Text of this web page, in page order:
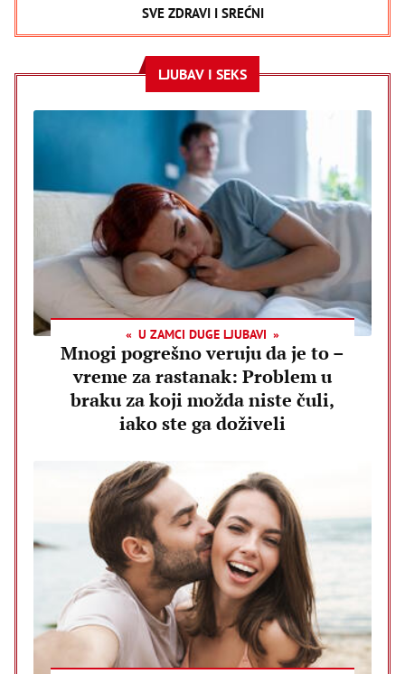
SVE ZDRAVI I SREĆNI
LJUBAV I SEKS
U ZAMCI DUGE LJUBAVI
Mnogi pogrešno veruju da je to –
vreme za rastanak: Problem u
braku za koji možda niste čuli,
iako ste ga doživeli